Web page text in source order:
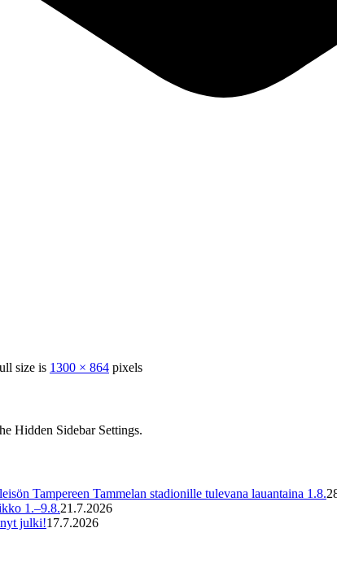
size is 1300 × 864 pixels
Hidden Sidebar Settings.
Tampereen Tammelan stadionille tulevana lauantaina 1.8.
1.–9.8.21.7.2026
nyt julki!17.7.2026